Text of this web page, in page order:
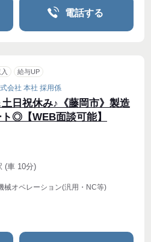
電話する
給与UP
会社 本社 採用係
土日祝休み♪《藤岡市》製造
◎【WEB面談可能】
(車 10分)
械オペレーション(汎用・NC等)